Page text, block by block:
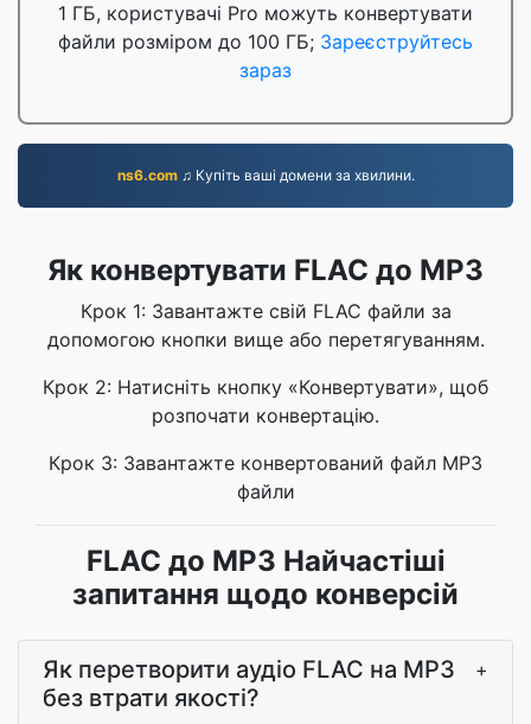
1 ГБ, користувачі Pro можуть конвертувати
файли розміром до 100 ГБ; Зареєструйтесь
зараз
ns6.com♫ Купіть ваші домени за хвилини.
Як конвертувати FLAC до MP3
Крок 1: Завантажте свій FLAC файли за
допомогою кнопки вище або перетягуванням.
Крок 2: Натисніть кнопку «Конвертувати», щоб
розпочати конвертацію.
Крок 3: Завантажте конвертований файл MP3
файли
FLAC до MP3 Найчастіші
запитання щодо конверсій
Як перетворити аудіо FLAC на MP3
без втрати якості?
+